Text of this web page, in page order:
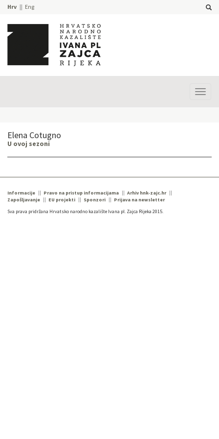
Hrv Eng
Elena Cotugno
U ovoj sezoni
Informacije Pravo na pristup informacijama
Arhiv hnk-zajc.hr
Zapošljavanje
EU projekti Sponzori
Prijava na newsletter
Sva prava pridržana Hrvatsko narodno kazalište Ivana pl. Zajca Rijeka 2015.